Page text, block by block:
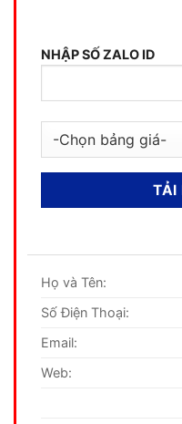
NHẬP SỐ ZALO ID
Họ và Tên:
Số Điện Thoại:
Email:
Web: